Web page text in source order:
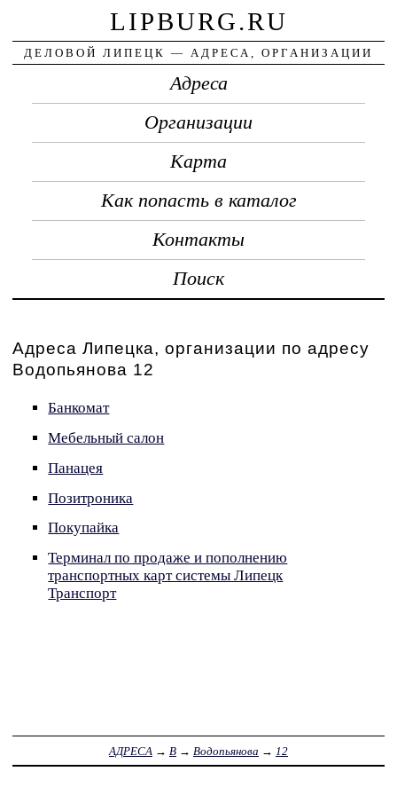
LIPBURG.RU
ДЕЛОВОЙ ЛИПЕЦК — АДРЕСА, ОРГАНИЗАЦИИ
Адреса
Организации
Карта
Как попасть в каталог
Контакты
Поиск
Адреса Липецка, организации по адресу
Водопьянова 12
Банкомат
Мебельный салон
Панацея
Позитроника
Покупайка
Терминал по продаже и пополнению
транспортных карт системы Липецк
Транспорт
АДРЕСА → В → Водопьянова → 12